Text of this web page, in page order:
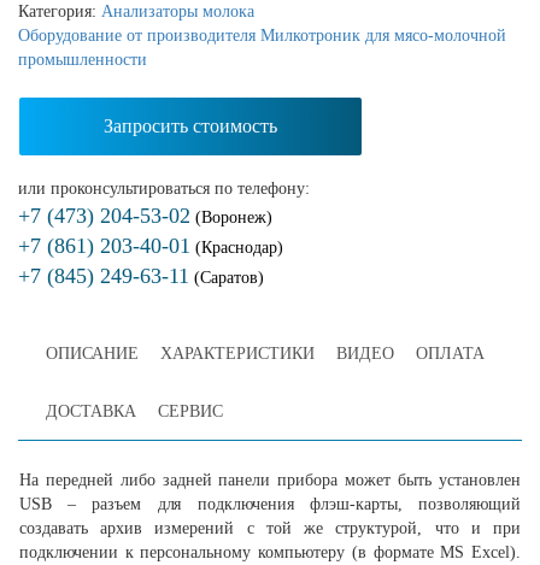
Категория: Анализаторы молока
Оборудование от производителя Милкотроник для мясо-молочной
промышленности
Запросить стоимость
или проконсультироваться по телефону:
+7 (473) 204-53-02 (Воронеж)
+7 (861) 203-40-01 (Краснодар)
+7 (845) 249-63-11 (Саратов)
ОПИСАНИЕ ХАРАКТЕРИСТИКИ ВИДЕО ОПЛАТА
ДОСТАВКА СЕРВИС
На передней либо задней панели прибора может быть установлен
USB – разъем для подключения флэш-карты, позволяющий
создавать архив измерений с той же структурой, что и при
подключении к персональному компьютеру (в формате MS Excel).